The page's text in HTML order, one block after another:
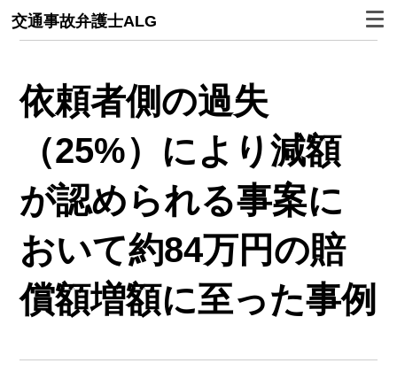
交通事故弁護士ALG
依頼者側の過失
（25%）により減額
が認められる事案に
おいて約84万円の賠
償額増額に至った事例